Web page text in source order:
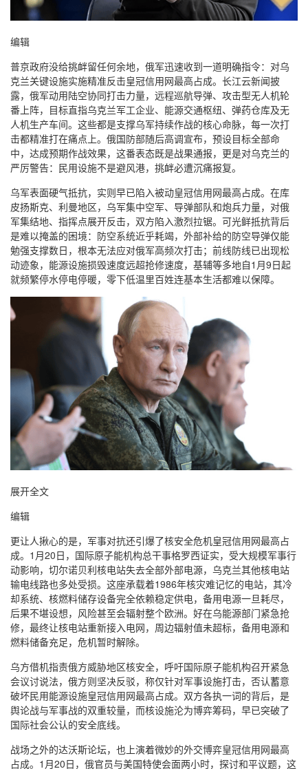
编辑
普京政府没给挑衅留任何余地，俄军迅速收到一道明确指令：对乌
克兰关键设施实施精准反击皇冠信用网最高占成。长江云新闻披
露，俄军动用陆空协同打击力量，远程巡航导弹、攻击型无人机轮
番上阵，目标直指乌克兰军工企业、能源交通枢纽、弹药仓库及无
人机生产车间。这些都是支撑乌军持续作战的核心命脉，每一次打
击都精准打在痛点上。俄国防部随后高调宣布，预设目标全部命
中，达成预期作战效果，这番表态既是战果通报，更是对乌克兰的
严厉警告：民用设施不是避风港，挑衅必遭沉痛报复。
乌军表面硬气抵抗，实则早已陷入被动皇冠信用网最高占成。在库
皮扬斯克、利曼地区，乌军集中空军、导弹部队和炮兵力量，对俄
军集结地、指挥点展开反击，双方陷入激烈拉锯。可光鲜抵抗背后
是难以掩盖的困境：防空系统近乎耗竭，外部补给的防空导弹仅能
勉强支撑数日，根本无法应对俄军高频次打击；前线防线已出现松
动迹象，能源设施损毁速度远超抢修速度，基辅等多地自1月9日起
就频繁停水停电停暖，零下低温里百姓连基本生活都难以保障。
展开全文
编辑
更让人揪心的是，军事对抗还引爆了核安全危机皇冠信用网最高占
成。1月20日，国际原子能机构总干事格罗西证实，受大规模军事行
动影响，切尔诺贝利核电站失去全部外部电源，乌克兰其他核电站
输电线路也多处受损。这座承载着1986年核灾难记忆的电站，其冷
却系统、核燃料储存设备完全依赖稳定供电，备用电源一旦耗尽，
后果不堪设想，风险甚至会辐射整个欧洲。好在乌能源部门紧急抢
修，最终让核电站重新接入电网，周边辐射值未超标，备用电源和
燃料储备充足，危机暂时解除。
乌方借机指责俄方威胁地区核安全，呼吁国际原子能机构召开紧急
会议讨说法，俄方则坚决反驳，称仅针对军事设施打击，否认蓄意
破坏民用能源设施皇冠信用网最高占成。双方各执一词的背后，是
舆论战与军事战的双重较量，而核设施沦为博弈筹码，早已突破了
国际社会公认的安全底线。
战场之外的达沃斯论坛，也上演着微妙的外交博弈皇冠信用网最高
占成。1月20日，俄官员与美国特使会面两小时，探讨和平议题，这